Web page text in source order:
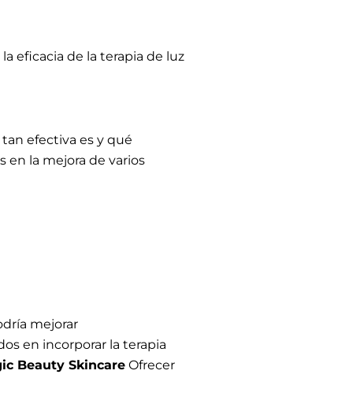
eficacia de la terapia de luz
efectiva es y qué
en la mejora de varios
mejorar
en incorporar la terapia
Beauty Skincare Ofrecer